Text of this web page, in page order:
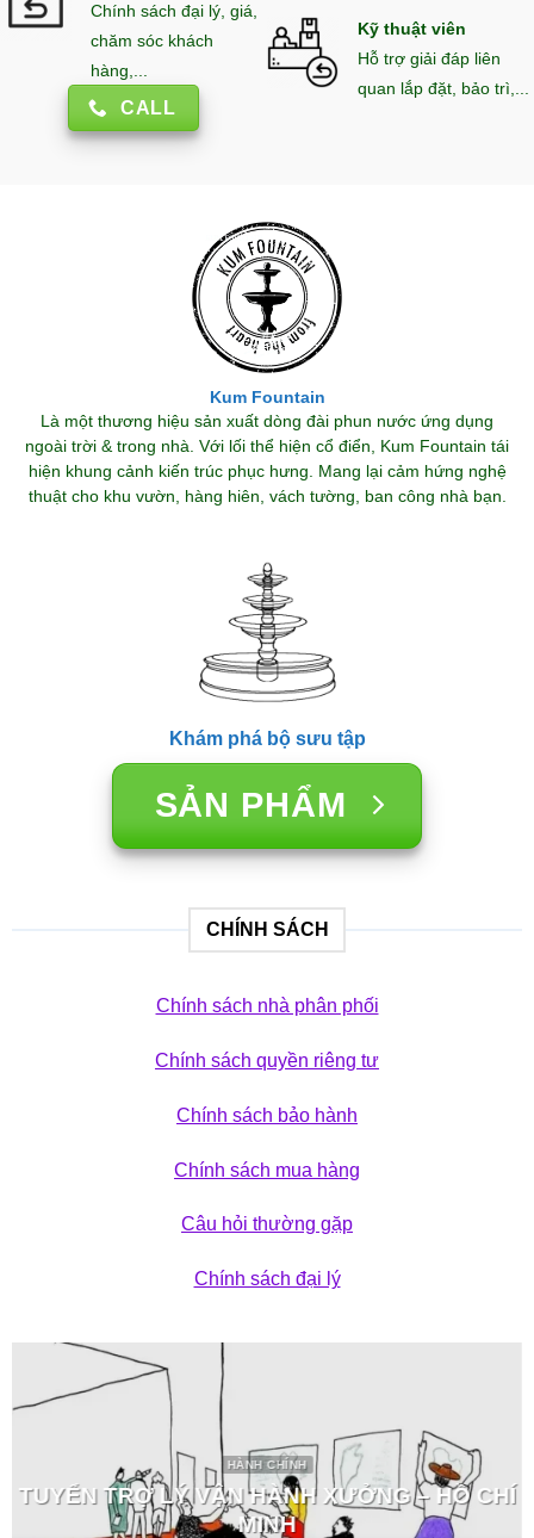
Chính sách đại lý, giá,
chăm sóc khách
hàng,...
CALL
Kỹ thuật viên
Hỗ trợ giải đáp liên
quan lắp đặt, bảo trì,...
Kum Fountain
Là một thương hiệu sản xuất dòng đài phun nước ứng dụng
ngoài trời & trong nhà. Với lối thể hiện cổ điển, Kum Fountain tái
hiện khung cảnh kiến trúc phục hưng. Mang lại cảm hứng nghệ
thuật cho khu vườn, hàng hiên, vách tường, ban công nhà bạn.
Khám phá bộ sưu tập
SẢN PHẨM
CHÍNH SÁCH
Chính sách nhà phân phối
Chính sách quyền riêng tư
Chính sách bảo hành
Chính sách mua hàng
Câu hỏi thường gặp
Chính sách đại lý
HÀNH CHÍNH
TUYỂN TRỢ LÝ VẬN HÀNH XƯỞNG – HỒ CHÍ
MINH